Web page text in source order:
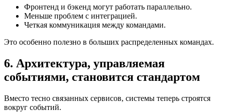
Фронтенд и бэкенд могут работать параллельно.
Меньше проблем с интеграцией.
Четкая коммуникация между командами.
Это особенно полезно в больших распределенных командах.
6. Архитектура, управляемая
событиями, становится стандартом
Вместо тесно связанных сервисов, системы теперь строятся
вокруг событий.